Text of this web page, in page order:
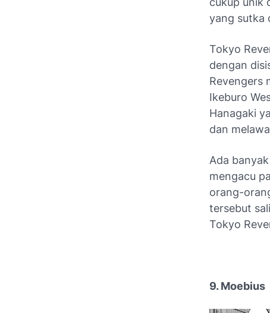
yang sutka
Tokyo
dengan
Revengers
Ikeburo
Hanagaki
dan
Ada
mengacu
orang-
tersebut
Tokyo
9. Moebius